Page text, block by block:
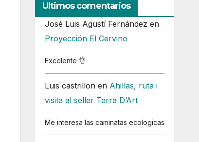
Ultimos comentarios
José Luis Agustí Fernández en
Proyección El Cervino
Excelente 👌
Luis castrillonen Ahillas, ruta i
visita al seller Terra D’Art
Me interesa las caminatas ecologicas